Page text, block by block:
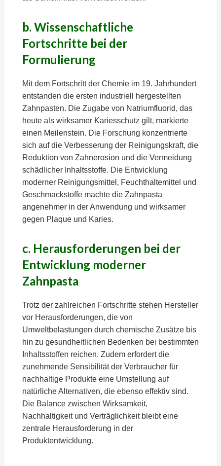
b. Wissenschaftliche
Fortschritte bei der
Formulierung
Mit dem Fortschritt der Chemie im 19. Jahrhundert
entstanden die ersten industriell hergestellten
Zahnpasten. Die Zugabe von Natriumfluorid, das
heute als wirksamer Kariesschutz gilt, markierte
einen Meilenstein. Die Forschung konzentrierte
sich auf die Verbesserung der Reinigungskraft, die
Reduktion von Zahnerosion und die Vermeidung
schädlicher Inhaltsstoffe. Die Entwicklung
moderner Reinigungsmittel, Feuchthaltemittel und
Geschmackstoffe machte die Zahnpasta
angenehmer in der Anwendung und wirksamer
gegen Plaque und Karies.
c. Herausforderungen bei der
Entwicklung moderner
Zahnpasta
Trotz der zahlreichen Fortschritte stehen Hersteller
vor Herausforderungen, die von
Umweltbelastungen durch chemische Zusätze bis
hin zu gesundheitlichen Bedenken bei bestimmten
Inhaltsstoffen reichen. Zudem erfordert die
zunehmende Sensibilität der Verbraucher für
nachhaltige Produkte eine Umstellung auf
natürliche Alternativen, die ebenso effektiv sind.
Die Balance zwischen Wirksamkeit,
Nachhaltigkeit und Verträglichkeit bleibt eine
zentrale Herausforderung in der
Produktentwicklung.